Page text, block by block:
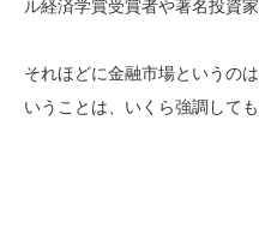
ル経済学賞受賞者や著名投資
それほどに金融市場というの
いうことは、いくら強調して